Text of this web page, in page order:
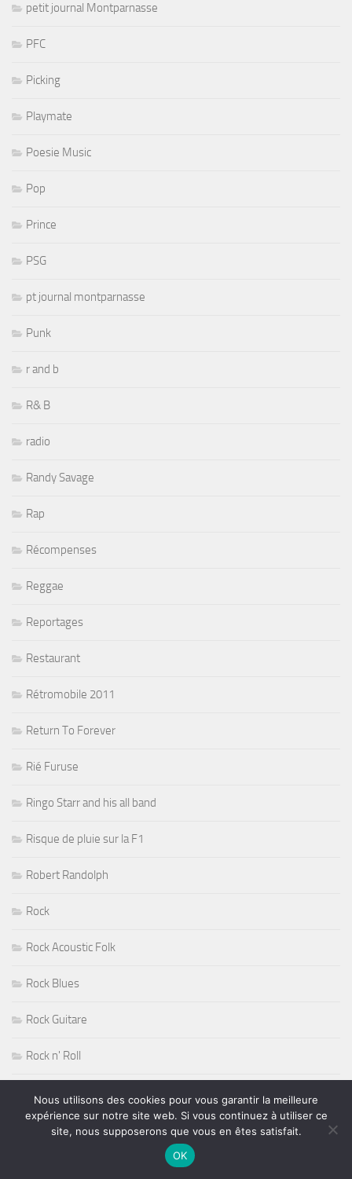
petit journal Montparnasse
PFC
Picking
Playmate
Poesie Music
Pop
Prince
PSG
pt journal montparnasse
Punk
r and b
R& B
radio
Randy Savage
Rap
Récompenses
Reggae
Reportages
Restaurant
Rétromobile 2011
Return To Forever
Rié Furuse
Ringo Starr and his all band
Risque de pluie sur la F1
Robert Randolph
Rock
Rock Acoustic Folk
Rock Blues
Rock Guitare
Rock n' Roll
Rock Sudiste
Nous utilisons des cookies pour vous garantir la meilleure
expérience sur notre site web. Si vous continuez à utiliser ce
site, nous supposerons que vous en êtes satisfait.
OK